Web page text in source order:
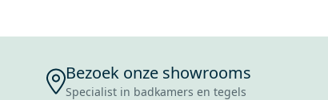
Bezoek onze showrooms
Specialist in badkamers en tegels